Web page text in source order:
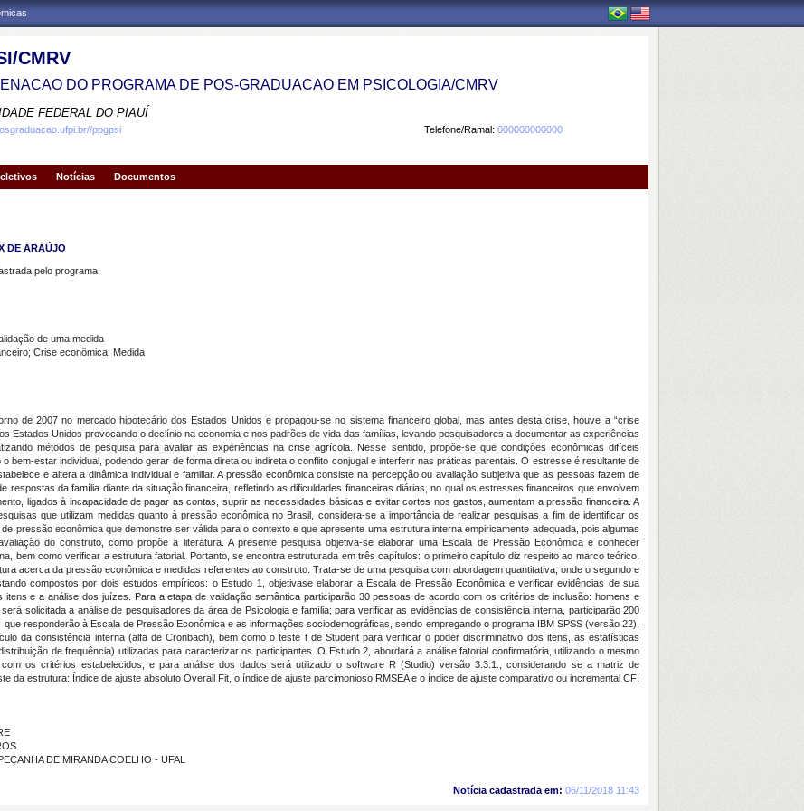
CMRV
DO PROGRAMA DE POS-GRADUACAO EM PSICOLOGIA/CMRV
FEDERAL DO PIAUÍ
Telefone/Ramal: 000000000000
ppgpsi
Notícias Documentos
DE ARAÚJO
pelo programa.
de uma medida
Crise econômica; Medida
de 2007 no mercado hipotecário dos Estados Unidos e propagou-se no sistema financeiro global, mas antes desta crise, houve a “crise
Estados Unidos provocando o declínio na economia e nos padrões de vida das famílias, levando pesquisadores a documentar as experiências
métodos de pesquisa para avaliar as experiências na crise agrícola. Nesse sentido, propõe-se que condições econômicas difíceis
bem-estar individual, podendo gerar de forma direta ou indireta o conflito conjugal e interferir nas práticas parentais. O estresse é resultante de
e altera a dinâmica individual e familiar. A pressão econômica consiste na percepção ou avaliação subjetiva que as pessoas fazem de
respostas da família diante da situação financeira, refletindo as dificuldades financeiras diárias, no qual os estresses financeiros que envolvem
ligados à incapacidade de pagar as contas, suprir as necessidades básicas e evitar cortes nos gastos, aumentam a pressão financeira. A
que utilizam medidas quanto à pressão econômica no Brasil, considera-se a importância de realizar pesquisas a fim de identificar os
pressão econômica que demonstre ser válida para o contexto e que apresente uma estrutura interna empiricamente adequada, pois algumas
do construto, como propõe a literatura. A presente pesquisa objetiva-se elaborar uma Escala de Pressão Econômica e conhecer
bem como verificar a estrutura fatorial. Portanto, se encontra estruturada em três capítulos: o primeiro capítulo diz respeito ao marco teórico,
acerca da pressão econômica e medidas referentes ao construto. Trata-se de uma pesquisa com abordagem quantitativa, onde o segundo e
compostos por dois estudos empíricos: o Estudo 1, objetivase elaborar a Escala de Pressão Econômica e verificar evidências de sua
e a análise dos juízes. Para a etapa de validação semântica participarão 30 pessoas de acordo com os critérios de inclusão: homens e
solicitada a análise de pesquisadores da área de Psicologia e família; para verificar as evidências de consistência interna, participarão 200
responderão à Escala de Pressão Econômica e as informações sociodemográficas, sendo empregando o programa IBM SPSS (versão 22),
da consistência interna (alfa de Cronbach), bem como o teste t de Student para verificar o poder discriminativo dos itens, as estatísticas
de frequência) utilizadas para caracterizar os participantes. O Estudo 2, abordará a análise fatorial confirmatória, utilizando o mesmo
os critérios estabelecidos, e para análise dos dados será utilizado o software R (Studio) versão 3.3.1., considerando se a matriz de
da estrutura: Índice de ajuste absoluto Overall Fit, o índice de ajuste parcimonioso RMSEA e o índice de ajuste comparativo ou incremental CFI
DE MIRANDA COELHO - UFAL
Notícia cadastrada em: 06/11/2018 11:43